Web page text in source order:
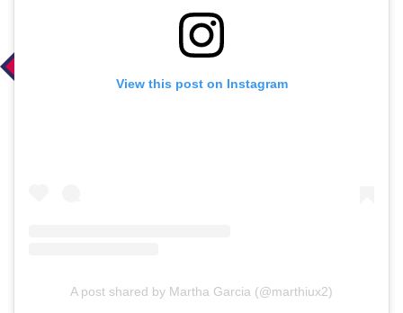
View this post on Instagram
A post shared by Martha Garcia (@marthiux2)